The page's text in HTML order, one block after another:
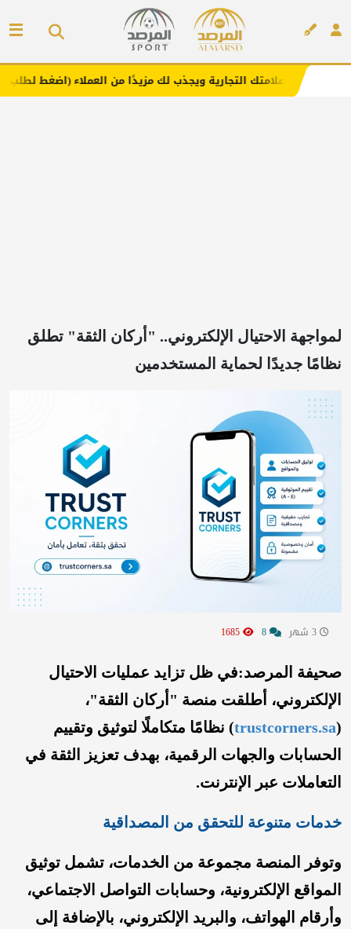
التجارية ويجذب لك مزيدًا من العملاء (اضغط لطلب الإعلان)
لمواجهة الاحتيال الإلكتروني.. "أركان الثقة" تطلق
نظامًا جديدًا لحماية المستخدمين
صحيفة المرصد:في ظل تزايد عمليات الاحتيال
الإلكتروني، أطلقت منصة "أركان الثقة"،
(
trustcorners.sa) نظامًا متكاملًا لتوثيق وتقييم
الحسابات والجهات الرقمية، بهدف تعزيز الثقة في
التعاملات عبر الإنترنت.
خدمات متنوعة للتحقق من المصداقية
وتوفر المنصة مجموعة من الخدمات، تشمل توثيق
المواقع الإلكترونية، وحسابات التواصل الاجتماعي،
وأرقام الهواتف، والبريد الإلكتروني، بالإضافة إلى